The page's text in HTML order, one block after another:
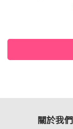
關於我們